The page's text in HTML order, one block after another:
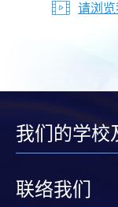
请浏
我们的学校
联络我们